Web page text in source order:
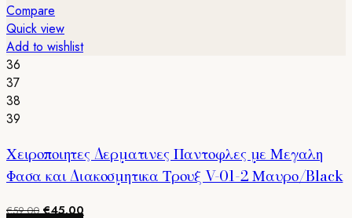
Compare
Quick view
Add to wishlist
36
37
38
39
Χειροποιητες Δερματινες Παντοφλες με Μεγαλη
Φασα και Διακοσμητικα Τρουξ V-01-2 Μαυρο/Black
€59.00 Original
€45.00